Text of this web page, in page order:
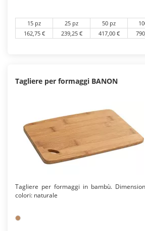
15 pz 25 pz 50 pz
162,75 €
239,25 € 417,00 €
Tagliere per formaggi BANON
Tagliere per formaggi in bambù.
colori: naturale